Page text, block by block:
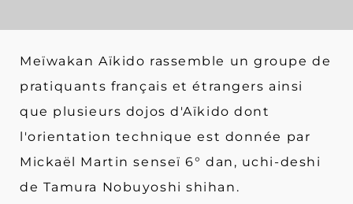
Meïwakan Aïkido rassemble un groupe de
pratiquants français et étrangers ainsi
que plusieurs dojos d'Aïkido dont
l'orientation technique est donnée par
Mickaël Martin senseï 6° dan, uchi-deshi
de Tamura Nobuyoshi shihan.